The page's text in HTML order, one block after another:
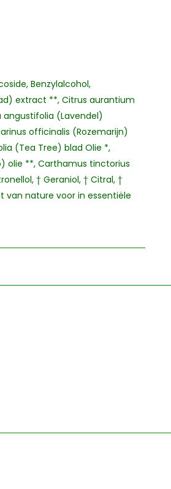
Benzylalcohol,
extract **, Citrus aurantium
angustifolia (Lavendel)
officinalis (Rozemarijn)
(Tea Tree) blad Olie *,
olie **, Carthamus tinctorius
† Geraniol, † Citral, †
van nature voor in essentiële